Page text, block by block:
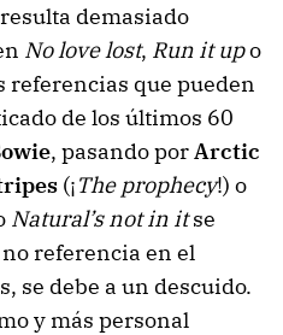
demasiado
No love lost, Run it upo
referencias que pueden
de los últimos 60
, pasando porArctic
(¡The prophecy!) o
Natural’s not in itse
referencia en el
se debe a un descuido.
y más personal